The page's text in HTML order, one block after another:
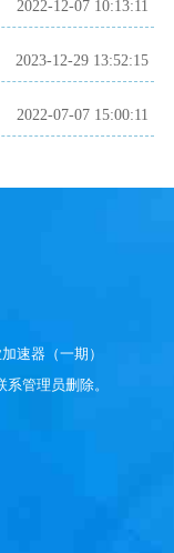
2022-12-07 10:13:11
2023-12-29 13:52:15
2022-07-07 15:00:11
速器（一期）
管理员删除。